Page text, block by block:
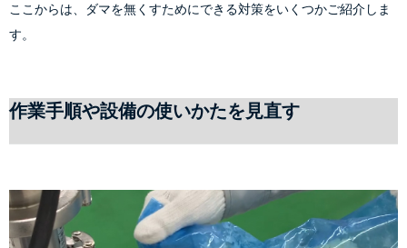
ここからは、ダマを無くすためにできる対策をいくつかご紹介しま
す。
作業手順や設備の使いかたを見直す